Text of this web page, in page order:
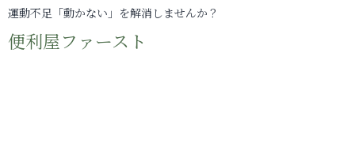
運動不足「動かない」を解消しませんか？
便利屋ファースト